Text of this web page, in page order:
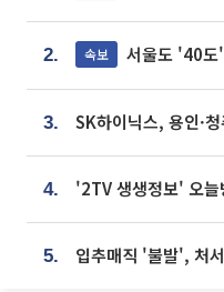
2. 속보 서울도 '40
3.
4.
5. 입추매직 '불발', 처